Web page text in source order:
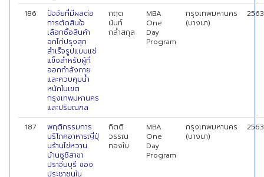
186
ปัจจัยที่มีผลต่อ
การตัดสินใจ
เลือกซื้อสินค้า
อกไก่ปรุงสุก
สำเร็จรูปแบบแช่
แข็งสำหรับผู้ที่
ออกกำลังกาย
และควบคุมน้ำ
หนักในเขต
กรุงเทพมหานคร
และปริมณฑล
กฤต
นันท์
กล่ำสกุล
MBA
One
Day
Program
กรุงเทพมหานคร
(บางนา)
2563
187
พฤติกรรมการ
บริโภคอาหารญี่ปุ่
นร้านไข่หวาน
บ้านซูชิสาขา
ปราจีนบุรี ของ
ประชาชนใน
กิตติ
วรรณ
ทองใบ
MBA
One
Day
Program
กรุงเทพมหานคร
(บางนา)
2563